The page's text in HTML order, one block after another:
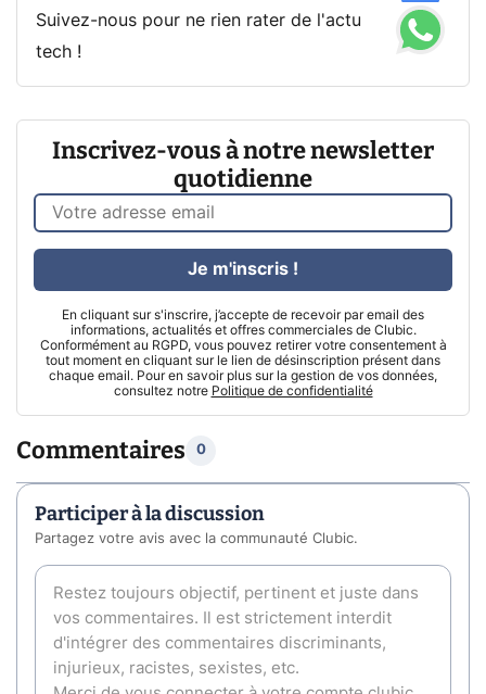
Suivez-nous pour ne rien rater de l'actu
tech !
Inscrivez-vous à notre newsletter
quotidienne
En cliquant sur s'inscrire, j’accepte de recevoir par email des
informations, actualités et offres commerciales de Clubic.
Conformément au RGPD, vous pouvez retirer votre consentement à
tout moment en cliquant sur le lien de désinscription présent dans
chaque email. Pour en savoir plus sur la gestion de vos données,
consultez notre Politique de confidentialité
Je m'inscris !
Commentaires 0
Participer à la discussion
Partagez votre avis avec la communauté Clubic.